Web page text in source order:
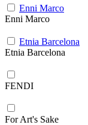
Enni Marco
Enni Marco
Etnia Barcelona
Etnia Barcelona
FENDI
For Art's Sake